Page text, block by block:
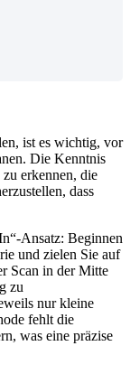
ist es wichtig, vor
Die Kenntnis
erkennen, die
dass
Ansatz: Beginnen
und zielen Sie auf
Scan in der Mitte
zu
nur kleine
fehlt die
was eine präzise